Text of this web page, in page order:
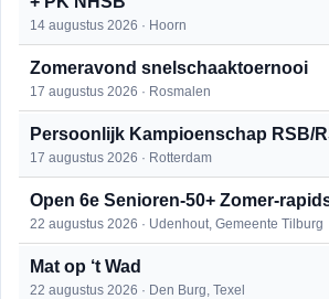
14 augustus 2026 · Hoorn
Zomeravond snelschaaktoernooi
17 augustus 2026 · Rosmalen
Persoonlijk Kampioenschap RSB/
17 augustus 2026 · Rotterdam
Open 6e Senioren-50+ Zomer-
22 augustus 2026 · Udenhout, Gemeente Tilburg
Mat op ‘t Wad
22 augustus 2026 · Den Burg, Texel